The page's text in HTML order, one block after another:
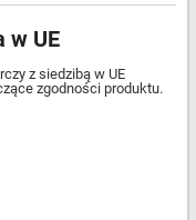
w UE
z siedzibą w UE
zgodności produktu.